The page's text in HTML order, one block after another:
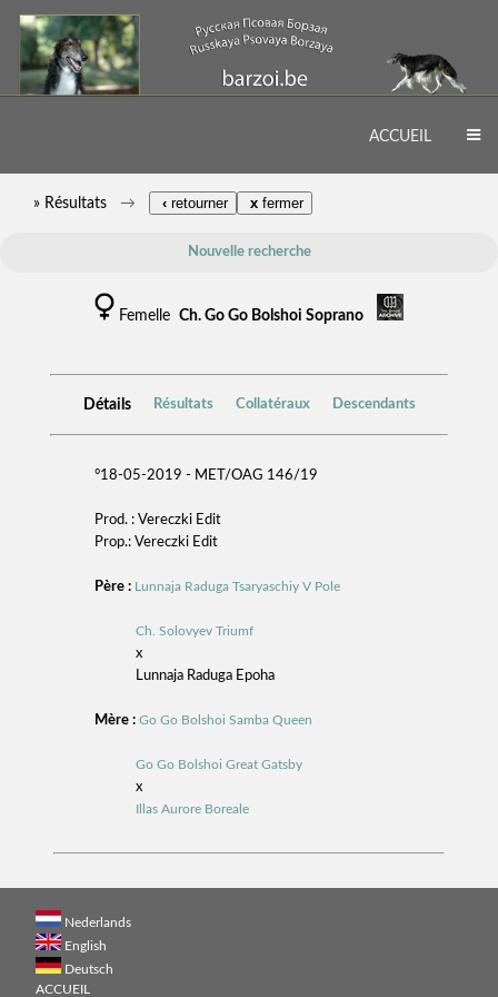
ACCUEIL
» Résultats ‹ retourner x fermer
Nouvelle recherche
Femelle Ch. Go Go Bolshoi Soprano
Détails Résultats Collatéraux Descendants
°18-05-2019 - MET/OAG 146/19
Prod. : Vereczki Edit
Prop.: Vereczki Edit
Père : Lunnaja Raduga Tsaryaschiy V Pole
Ch. Solovyev Triumf
x
Lunnaja Raduga Epoha
Mère : Go Go Bolshoi Samba Queen
Go Go Bolshoi Great Gatsby
x
Illas Aurore Boreale
Nederlands
English
Deutsch
ACCUEIL